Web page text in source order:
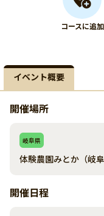
コースに追加
イベント概要
開催場所
岐阜県
体験農園みとか（岐
開催日程